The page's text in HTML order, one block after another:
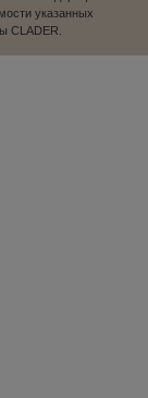
указанных
CLADER.